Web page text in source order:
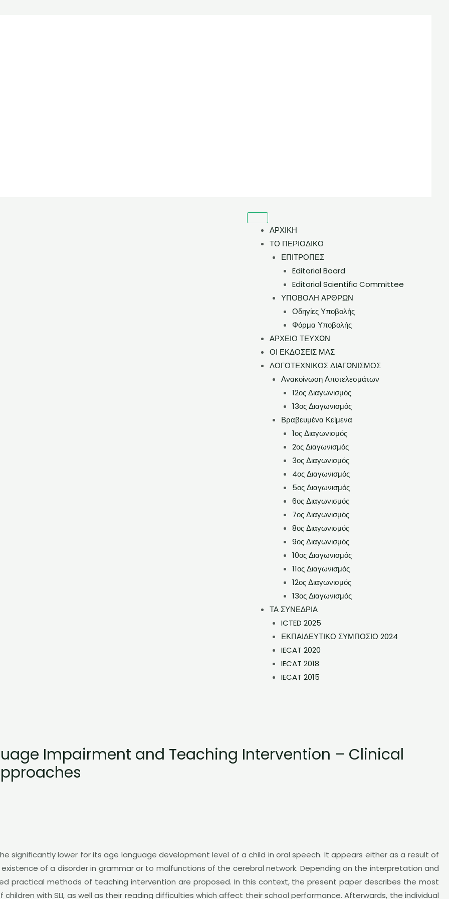
ΑΡΧΙΚΗ
ΤΟ ΠΕΡΙΟΔΙΚΟ
ΕΠΙΤΡΟΠΕΣ
Editorial Board
Editorial Scientific Committee
ΥΠΟΒΟΛΗ ΑΡΘΡΩΝ
Οδηγίες Υποβολής
Φόρμα Υποβολής
ΑΡΧΕΙΟ ΤΕΥΧΩΝ
ΟΙ ΕΚΔΟΣΕΙΣ ΜΑΣ
ΛΟΓΟΤΕΧΝΙΚΟΣ ΔΙΑΓΩΝΙΣΜΟΣ
Ανακοίνωση Αποτελεσμάτων
12ος Διαγωνισμός
13ος Διαγωνισμός
Βραβευμένα Κείμενα
1ος Διαγωνισμός
2ος Διαγωνισμός
3ος Διαγωνισμός
4ος Διαγωνισμός
5ος Διαγωνισμός
6ος Διαγωνισμός
7ος Διαγωνισμός
8ος Διαγωνισμός
9ος Διαγωνισμός
10ος Διαγωνισμός
11ος Διαγωνισμός
12ος Διαγωνισμός
13ος Διαγωνισμός
ΤΑ ΣΥΝΕΔΡΙΑ
ICTED 2025
ΕΚΠΑΙΔΕΥΤΙΚΟ ΣΥΜΠΟΣΙΟ 2024
IECAT 2020
IECAT 2018
IECAT 2015
Impairment and Teaching Intervention – Clinical
significantly lower for its age language development level of a child in oral speech. It appears either as a result of
of a disorder in grammar or to malfunctions of the cerebral network. Depending on the interpretation and
practical methods of teaching intervention are proposed. In this context, the present paper describes the most
with SLI, as well as their reading difficulties which affect their school performance. Afterwards, the individual